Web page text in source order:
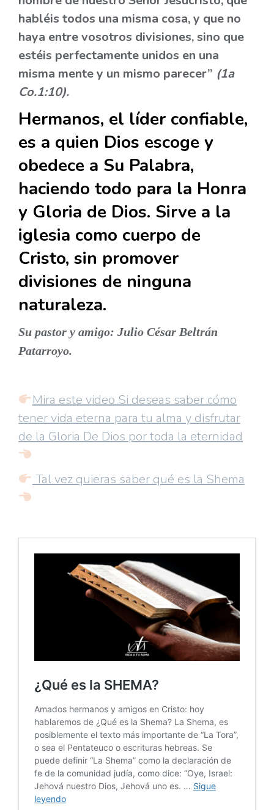
habléis todos una misma cosa, y que no
haya entre vosotros divisiones, sino que
estéis perfectamente unidos en una
misma mente y un mismo parecer” (1a
Co.1:10).
Hermanos, el líder confiable,
es a quien Dios escoge y
obedece a Su Palabra,
haciendo todo para la Honra
y Gloria de Dios. Sirve a la
iglesia como cuerpo de
Cristo, sin promover
divisiones de ninguna
naturaleza.
Su pastor y amigo: Julio César Beltrán
Patarroyo.
Mira este video Si deseas saber cómo
tener vida eterna para tu alma y disfrutar
de la Gloria De Dios por toda la eternidad
Tal vez quieras saber qué es la Shema